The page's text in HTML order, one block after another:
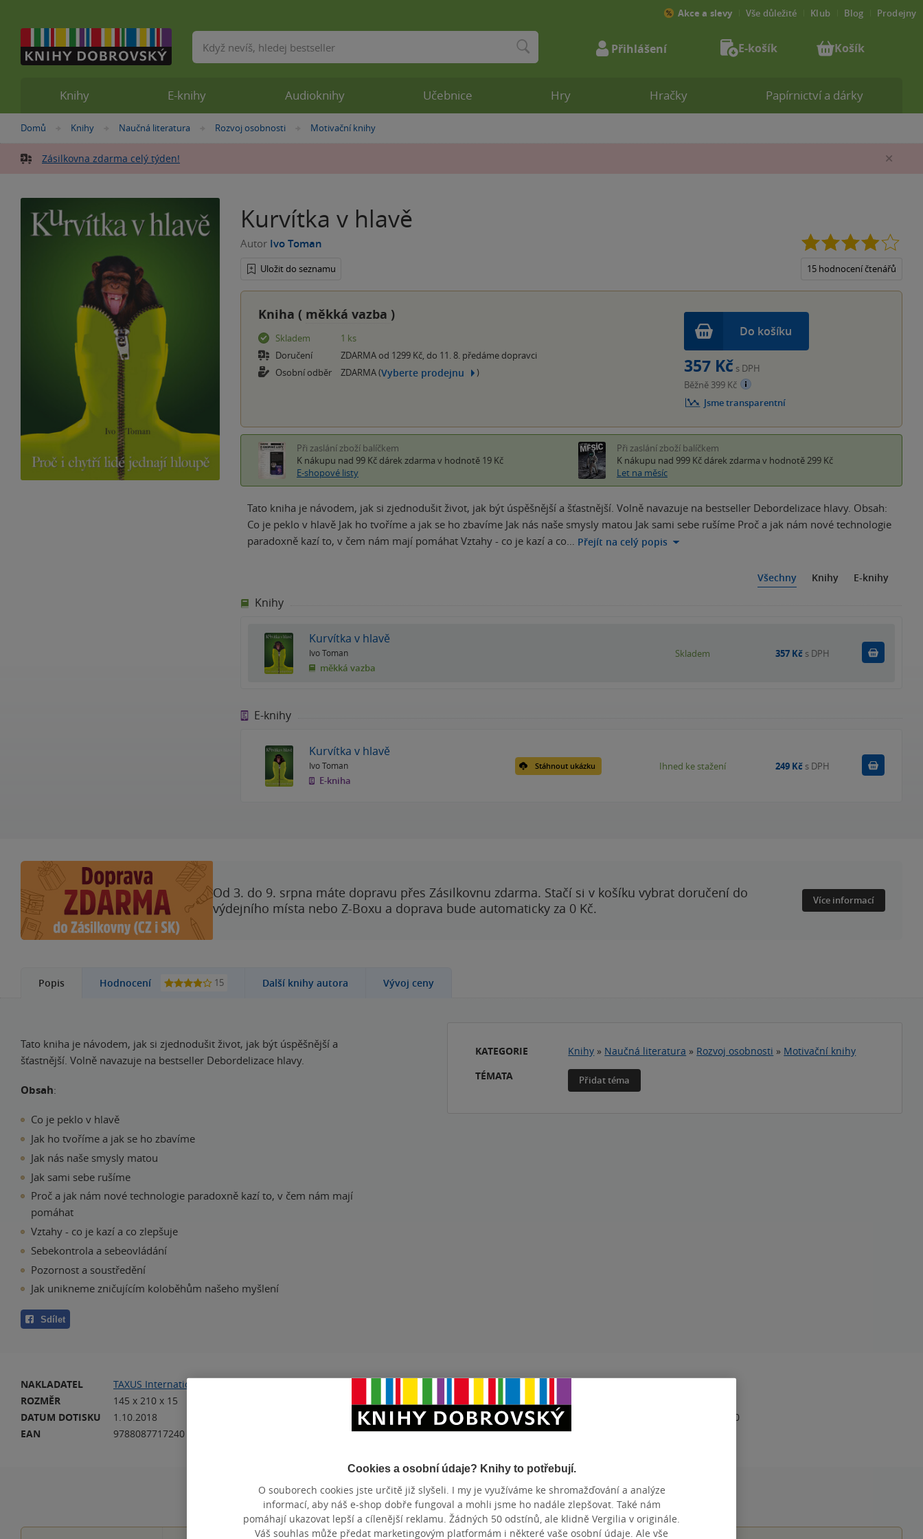
Nacházíte
zde:
Domů »
Knihy »
Naučná literatura »
Rozvoj osobnosti »
Motivační knihy
Zásilkovna zdarma celý týden!
Kurvítka v hlavě
Autor Ivo Toman
Uložit do seznamu 15 hodnocení čtenářů
Kniha ( měkká vazba )
Skladem
1 ks
Doručení
ZDARMA od 1299 Kč, do 11. 8. předáme dopravci
Osobní odběr
ZDARMA (Vyberte prodejnu )
Do košíku
357 Kč s DPH
Běžně 399 Kč
Jsme transparentní
Při zaslání zboží balíčkem
K nákupu nad 99 Kč dárek zdarma v hodnotě 19 Kč
E-shopové listy
Při zaslání zboží balíčkem
K nákupu nad 999 Kč dárek zdarma v hodnotě 299 Kč
Let na měsíc
Tato kniha je návodem, jak si zjednodušit život, jak být úspěšnější a šťastnější. Volně navazuje na bestseller Debordelizace hlavy. Obsah:
Co je peklo v hlavě Jak ho tvoříme a jak se ho zbavíme Jak nás naše smysly matou Jak sami sebe rušíme Proč a jak nám nové technologie
paradoxně kazí to, v čem nám mají pomáhat Vztahy - co je kazí a co… Přejít na celý popis
Všechny Knihy E-knihy
Knihy
Kurvítka v hlavě
Ivo Toman
měkká vazba
Skladem 357 Kč s DPH
E-knihy
Kurvítka v hlavě
Ivo Toman
E-kniha
Stáhnout ukázku Ihned ke stažení 249 Kč s DPH Koupit
Od 3. do 9. srpna máte dopravu přes Zásilkovnu zdarma. Stačí si v košíku vybrat doručení do
výdejního místa nebo Z-Boxu a doprava bude automaticky za 0 Kč.
Více informací
Popis Hodnocení 15 Další knihy autora Vývoj ceny
Tato kniha je návodem, jak si zjednodušit život, jak být úspěšnější a
šťastnější. Volně navazuje na bestseller Debordelizace hlavy.
Obsah:
Co je peklo v hlavě
Jak ho tvoříme a jak se ho zbavíme
Jak nás naše smysly matou
Jak sami sebe rušíme
Proč a jak nám nové technologie paradoxně kazí to, v čem nám mají
pomáhat
Vztahy - co je kazí a co zlepšuje
Sebekontrola a sebeovládání
Pozornost a soustředění
Jak unikneme zničujícím koloběhům našeho myšlení
Sdílet
KATEGORIE Knihy » Naučná literatura » Rozvoj osobnosti » Motivační knihy
TÉMATA
Přidat téma
NAKLADATEL
TAXUS International
ROZMĚR
145 x 210 x 15
DATUM DOTISKU
1.10.2018
EAN
9788087717240
čeština
ISBN
978-80-87717-24-0
Hodnocení a recenze čtenářů
Knihy E-knihy Audioknihy Učebnice Hry Hračky Papírnictví a dárky
Akce a slevy Vše důležité Klub Blog Prodejny
Vyhledávání Přihlášení E-košík Košík
Cookies a osobní údaje? Knihy to potřebují.
O souborech cookies jste určitě již slyšeli. I my je využíváme ke shromažďování a analýze
informací, aby náš e-shop dobře fungoval a mohli jsme ho nadále zlepšovat. Také nám
pomáhají ukazovat lepší a cílenější reklamu. Žádných 50 odstínů, ale klidně Vergilia v originále.
Váš souhlas může předat marketingovým platformám i některé vaše osobní údaje. Ale vše